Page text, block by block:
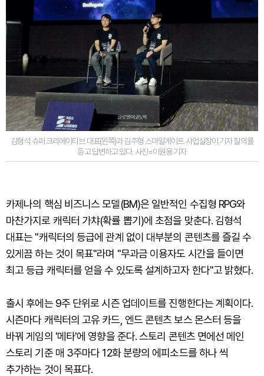
김형석 슈퍼 크리에이티브 대표(왼쪽)과 김주형 스마일게이트 사업실장이 기자 질의를
듣고 답변하고 있다. 사진=이원용 기자
카제나의 핵심 비즈니스 모델(BM)은 일반적인 수집형 RPG와
마찬가지로 캐릭터 가챠(확률 뽑기)에 초점을 맞춘다. 김형석
대표는 "캐릭터의 등급에 관계 없이 대부분의 콘텐츠를 즐길 수
있게끔 하는 것이 목표"라며 "무과금 이용자도 시간을 들이면
최고 등급 캐릭터를 얻을 수 있도록 설계하고자 한다"고 밝혔다.
출시 후에는 9주 단위로 시즌 업데이트를 진행한다는 계획이다.
시즌마다 캐릭터의 고유 카드, 엔드 콘텐츠 보스 몬스터 등을
바꿔 게임의 '메타'에 영향을 준다. 스토리 콘텐츠 면에선 메인
스토리 기준 매 3주마다 12화 분량의 에피소드를 하나 씩
추가하는 것이 목표다.